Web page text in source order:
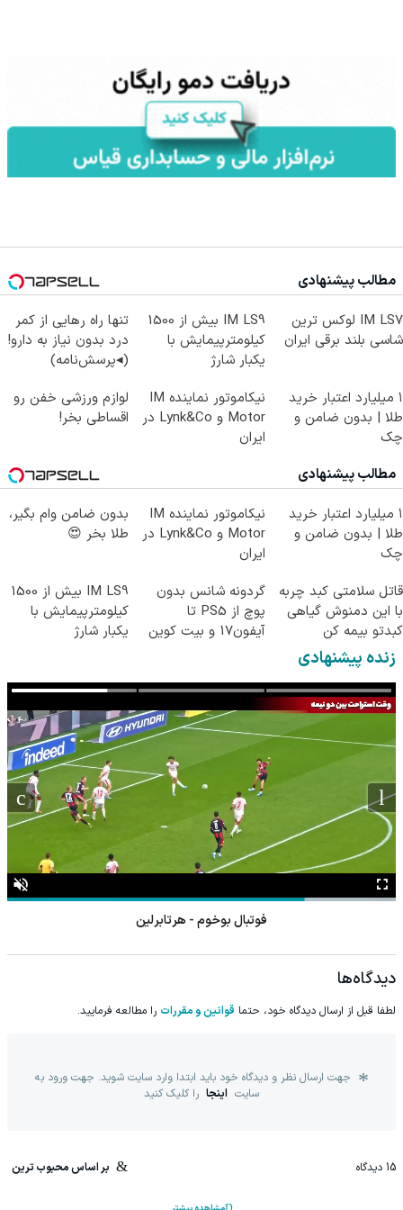
مطالب پیشنهادی
IM LS7 لوکس ترین
شاسی بلند برقی ایران
IM LS9 بیش از 1500
کیلومترپیمایش با
یکبار شارژ
تنها راه رهایی از کمر
درد بدون نیاز به دارو!
(◂پرسش‌نامه)
۱ میلیارد اعتبار خرید
طلا | بدون ضامن و
چک
نیکاموتور نماینده IM
Motor و Lynk&Co در
ایران
لوازم ورزشی خفن رو
اقساطی بخر!
مطالب پیشنهادی
۱ میلیارد اعتبار خرید
طلا | بدون ضامن و
چک
نیکاموتور نماینده IM
Motor و Lynk&Co در
ایران
بدون ضامن وام بگیر،
طلا بخر 😍
قاتل سلامتی کبد چربه
با این دمنوش گیاهی
کبدتو بیمه کن
گردونه شانس بدون
پوچ از PS5 تا
آیفون17 و بیت کوین
IM LS9 بیش از 1500
کیلومترپیمایش با
یکبار شارژ
زنده پیشنهادی
فوتبال بوخوم - هرتابرلین
دیدگاه‌ها
لطفا قبل از ارسال دیدگاه خود، حتما قوانین و مقررات را مطالعه فرمایید.
جهت ارسال نظر و دیدگاه خود باید ابتدا وارد سایت شوید. جهت ورود به
سایت اینجا را کلیک کنید
15 دیدگاه بر اساس محبوب ترین